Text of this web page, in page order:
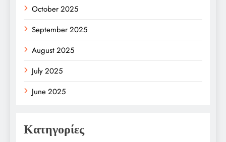
October 2025
September 2025
August 2025
July 2025
June 2025
Κατηγορίες